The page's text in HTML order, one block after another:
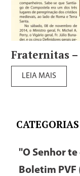
Fraternitas –
LEIA MAIS
CATEGORIAS
"O Senhor te
Boletim PVF